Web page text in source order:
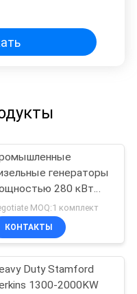
генераторы
280 кВт
кВтMOQ:1 комплект
КОНТАКТЫ
Duty Stamford
1300-2000KW